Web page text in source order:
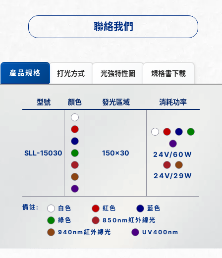
聯絡我們
產品規格 打光方式 光強特性圖 規格書下載
型號 顏色 發光區域 消耗功率
SLL-15030 150x30 24V/60W
24V/29W
備註: 白色 紅色
藍色
綠色
850nm紅外線光
940nm紅外線光
UV400nm